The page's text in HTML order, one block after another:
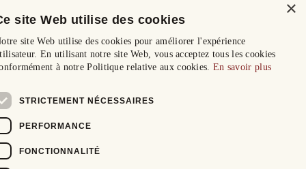
×
site Web utilise des cookies
site Web utilise des cookies pour améliorer l'expérience
En utilisant notre site Web, vous acceptez tous les cookies
à notre Politique relative aux cookies. En savoir plus
STRICTEMENT NÉCESSAIRES
PERFORMANCE
FONCTIONNALITÉ